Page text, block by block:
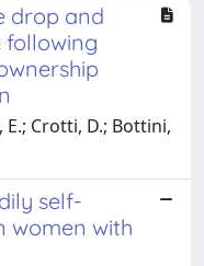
drop and
following
E.; Crotti, D.; Bottini,
self-
women with